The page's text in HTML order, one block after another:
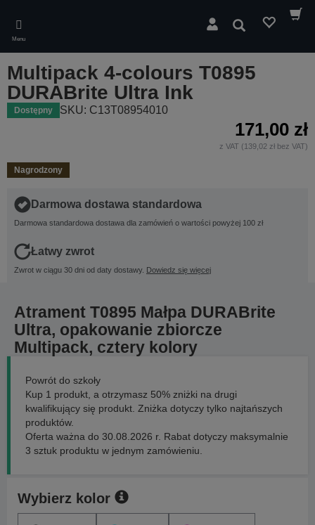
main
content
Menu
Wyszukaj
Multipack 4-colours T0895
DURABrite Ultra Ink
Dostępny SKU: C13T08954010
171,00 zł
z VAT (139,02 zł bez VAT)
Nagrodzony
Darmowa dostawa standardowa
Darmowa standardowa dostawa dla zamówień o wartości powyżej 100 zł
Łatwy zwrot
Zwrot w ciągu 30 dni od daty dostawy. Dowiedz się więcej
Atrament T0895 Małpa DURABrite
Ultra, opakowanie zbiorcze
Multipack, cztery kolory
Powrót do szkoły
Kup 1 produkt, a otrzymasz 50% zniżki na drugi
kwalifikujący się produkt. Zniżka dotyczy tylko najtańszych
produktów.
Oferta ważna do 30.08.2026 r. Rabat dotyczy maksymalnie
3 sztuk produktu w jednym zamówieniu.
Wybierz kolor